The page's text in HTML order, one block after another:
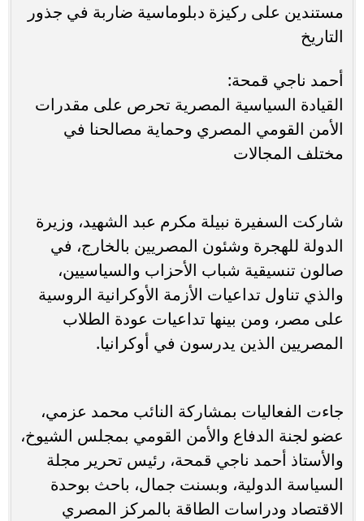
مستندين على ركيزة دبلوماسية ضاربة في جذور
التاريخ
أحمد ناجي قمحة:
القيادة السياسية المصرية تحرص على مقدرات
الأمن القومي المصري وحماية مصالحنا في
مختلف المجالات
شاركت السفيرة نبيلة مكرم عبد الشهيد، وزيرة
الدولة للهجرة وشئون المصريين بالخارج، في
صالون تنسيقية شباب الأحزاب والسياسيين،
والذي تناول تداعيات الأزمة الأوكرانية الروسية
على مصر، ومن بينها تداعيات عودة الطلاب
المصريين الذين يدرسون في أوكرانيا.
جاءت الفعاليات بمشاركة النائب محمد عزمي،
عضو لجنة الدفاع والأمن القومي بمجلس الشيوخ،
والأستاذ أحمد ناجي قمحة، رئيس تحرير مجلة
السياسة الدولية، وبسنت جمال، باحث بوحدة
الاقتصاد ودراسات الطاقة بالمركز المصري